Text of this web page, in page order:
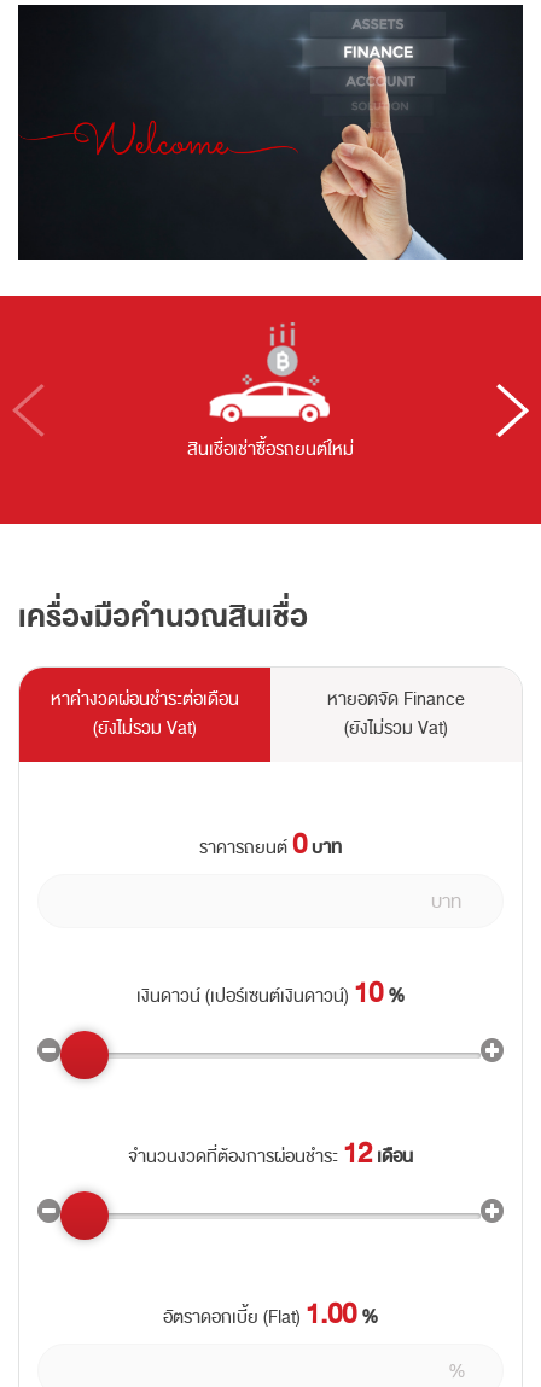
สินเชื่อเช่าซื้อรถยนต์ใหม่
เครื่องมือคำนวณสินเชื่อ
หาค่างวดผ่อนชำระต่อเดือน
(ยังไม่รวม Vat)
หายอดจัด Finance
(ยังไม่รวม Vat)
ราคารถยนต์0บาท
เงินดาวน์ (เปอร์เซนต์เงินดาวน์) 10%
จำนวนงวดที่ต้องการผ่อนชำระ 12เดือน
อัตราดอกเบี้ย (Flat) 1.00%